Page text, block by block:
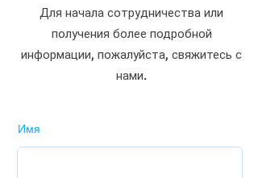
Для начала сотрудничества или
получения более подробной
информации, пожалуйста, свяжитесь с
нами.
Имя